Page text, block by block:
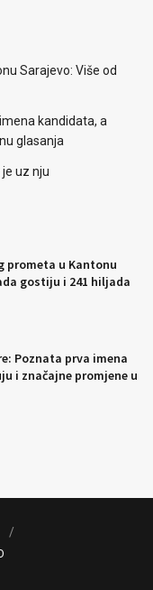
Sarajevo: Više od
kandidata, a
glasanja
uz nju
u Kantonu
gostiju i 241 hiljada
Poznata prva imena
i značajne promjene u